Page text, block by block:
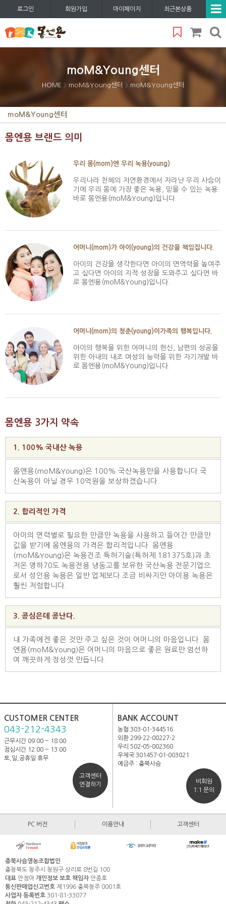
로그인 회원가입 마이페이지 최근본상품
moM&Young센터
HOME > moM&Young센터 > moM&Young센터
moM&Young센터
몸엔용 브랜드 의미
우리 몸(mom)엔 우리 녹용(young)
우리나라 천혜의 자연환경에서 자라난 우리 사슴이
기에 우리 몸에 가장 좋은 녹용, 믿을 수 있는 녹용
바로 몸엔용(moM&Young)입니다.
어머니(mom)가 아이(young)의 건강을 책임집니다.
아이의 건강을 생각한다면 아이의 면역력을 높여주
고 싶다면 아이의 지적 성장을 도와주고 싶다면 바
로 몸엔용(moM&Young)입니다.
어머니(mom)의 청춘(young)이가족의 행복입니다.
아이의 행복을 위한 어머니의 헌신, 남편의 성공을
위한 아내의 내조 여성의 능력을 위한 자기개발 바
로 몸엔용(moM&Young)입니다.
몸엔용 3가지 약속
1. 100% 국내산 녹용
몸엔용(moM&Young)은 100% 국산녹용만을 사용합니다.국
산녹용이 아닐 경우 10억원을 보상하겠습니다.
2. 합리적인 가격
아이의 연력별로 필요한 만큼만 녹용을 사용하고 들어간 만큼만
값을 받기에 몸엔용의 가격은 합리적입니다. 몸엔용
(moM&Young)은 녹용건조 특허기술(특허제 181375호)과 초
저온 영하70도 녹용전용 냉동고를 보유한 국산녹용 전문기업으
로서 성인용 녹용은 일반 업체보다 조금 비싸지만 아이용 녹용은
훨씬 저렴합니다.
3. 콩심은데 콩난다.
내 가족에겐 좋은 것만 주고 싶은 것이 어머니의 마음입니다. 몸
엔용(moM&Young)은 어머니의 마음으로 좋은 원료만 엄선하
여 깨끗하게 정성껏 만듭니다.
CUSTOMER CENTER
043-212-4343
근무시간 09:00 ~ 18:00
점심시간 12:00 ~ 13:00
토,일,공휴일 휴무
고객센터
연결하기
BANK ACCOUNT
농협 303-01-344516
외환 299-22-00227-2
우리 502-05-002360
우체국 301457-01-003021
예금주 : 충북사슴
비회원
1:1 문의
PC 버전 이용안내 고객센터
충북사슴영농조합법인
충청북도 청주시 청원구 상리로 8번길 100
대표 안정아 개인정보 보호 책임자 안종호
통신판매업신고번호 제1996 충북청주 0001호
사업자 등록번호 301-81-33077